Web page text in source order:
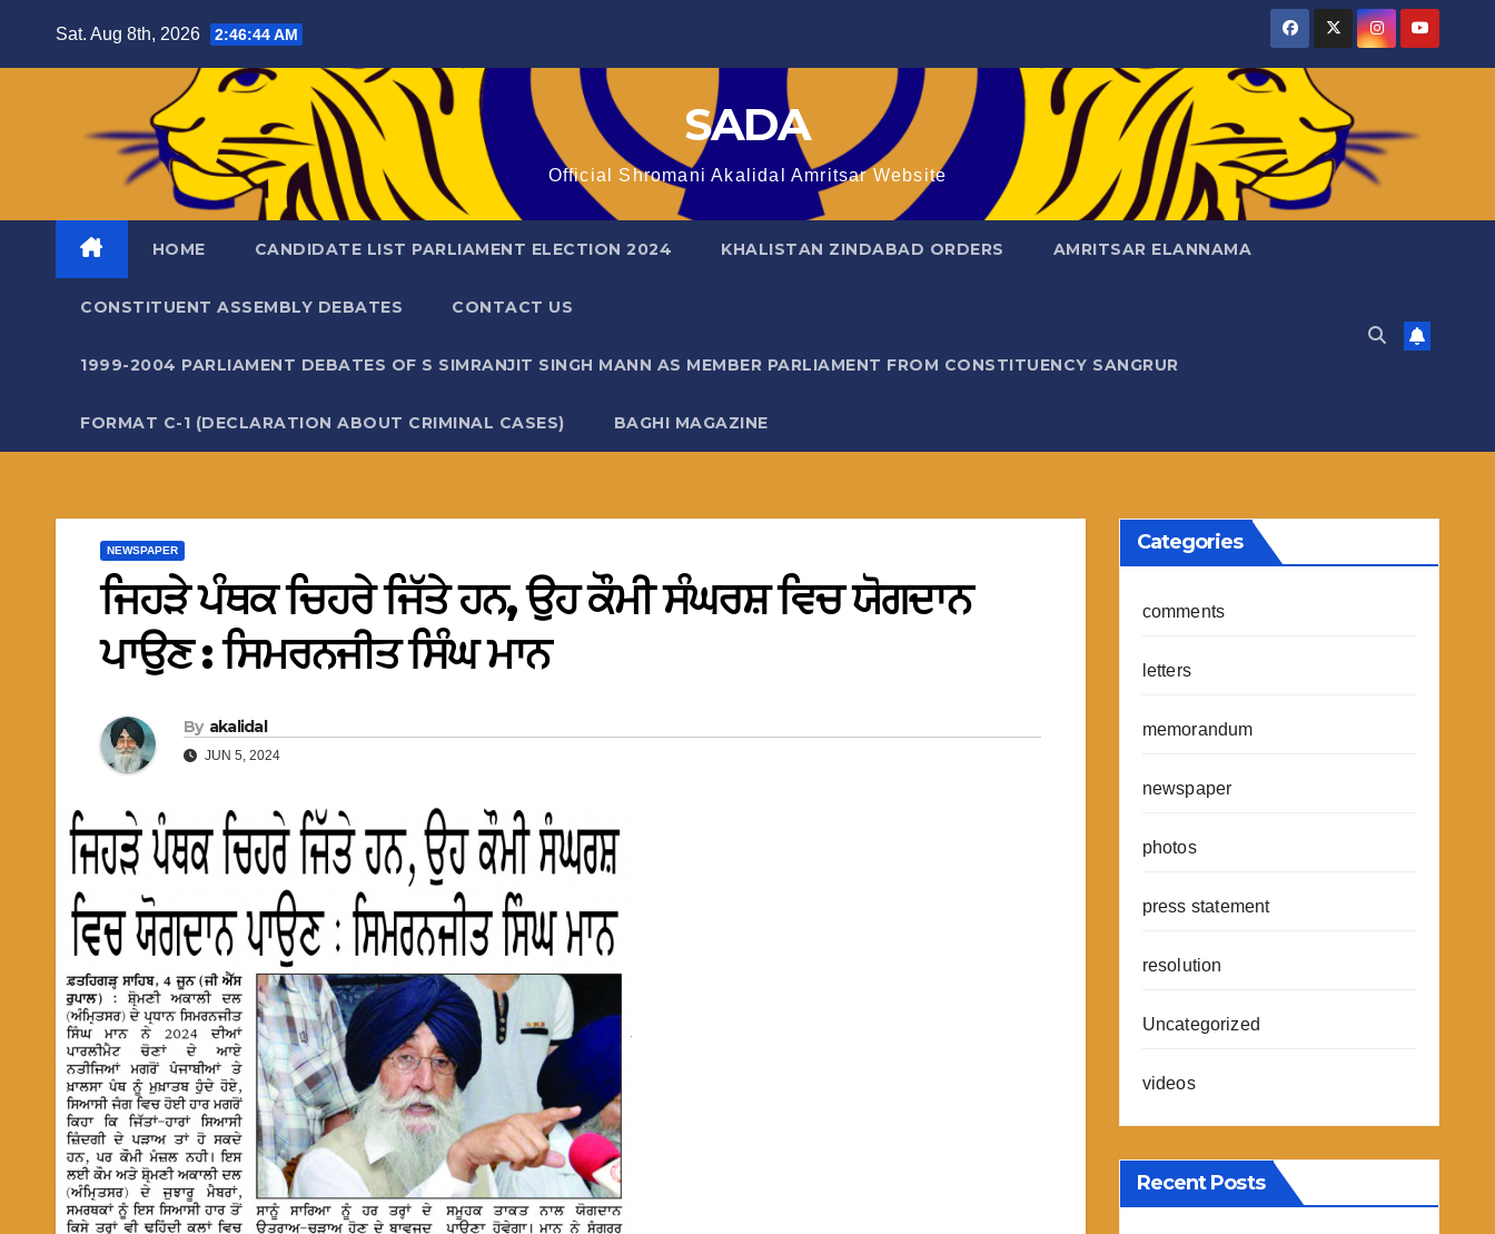
Sat. Aug 8th, 2026 2:46:46 AM
SADA
Official Shromani Akalidal Amritsar Website
HOME CANDIDATE LIST PARLIAMENT ELECTION 2024 KHALISTAN ZINDABAD ORDERS AMRITSAR ELANNAMA
CONSTITUENT ASSEMBLY DEBATES CONTACT US
1999-2004 PARLIAMENT DEBATES OF S SIMRANJIT SINGH MANN AS MEMBER PARLIAMENT FROM CONSTITUENCY SANGRUR
FORMAT C-1 (DECLARATION ABOUT CRIMINAL CASES) BAGHI MAGAZINE
NEWSPAPER
ਜਿਹੜੇ ਪੰਥਕ ਚਿਹਰੇ ਜਿੱਤੇ ਹਨ, ਉਹ ਕੌਮੀ ਸੰਘਰਸ਼ ਵਿਚ ਯੋਗਦਾਨ
ਪਾਉਣ : ਸਿਮਰਨਜੀਤ ਸਿੰਘ ਮਾਨ
By akalidal
JUN 5, 2024
Categories
comments
letters
memorandum
newspaper
photos
press statement
resolution
Uncategorized
videos
Recent Posts